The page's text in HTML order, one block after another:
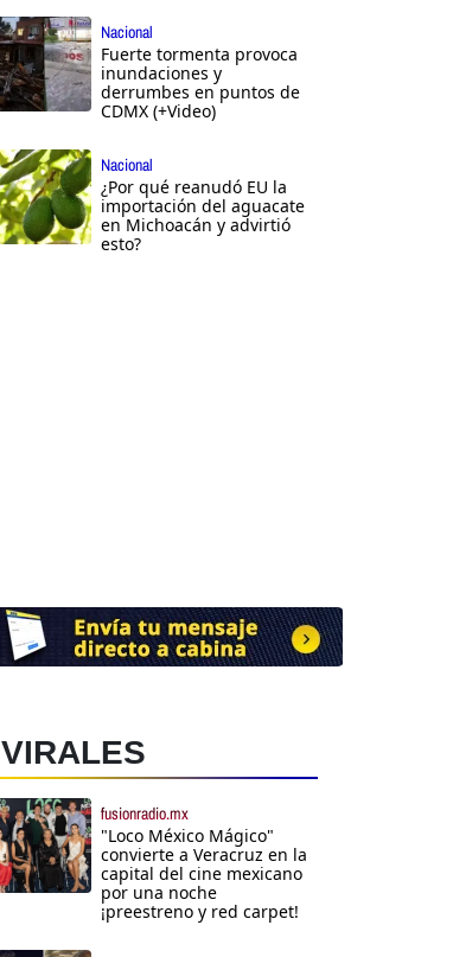
Nacional
Fuerte tormenta provoca
inundaciones y
derrumbes en puntos de
CDMX (+Video)
Nacional
¿Por qué reanudó EU la
importación del aguacate
en Michoacán y advirtió
esto?
VIRALES
fusionradio.mx
"Loco México Mágico"
convierte a Veracruz en la
capital del cine mexicano
por una noche
¡preestreno y red carpet!